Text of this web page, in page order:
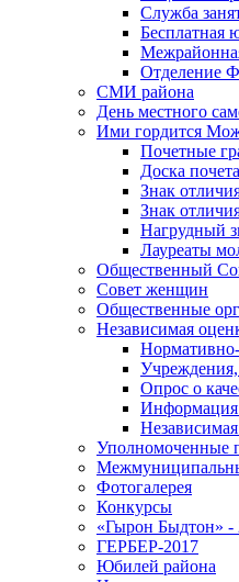
Служба
Бесплатная
Отделение
СМИ района
День местного
Ими гордится
Почетные
Доска
Знак
Знак
Нагрудный
Лауреаты
Общественный
Совет женщин
Общественные
Независимая
Нормативно-
Учреждения,
Опрос о
Информация
Уполномоченные
Фотогалерея
Конкурсы
«Гырон Быдтон» -
ГЕРБЕР-2017
Юбилей района